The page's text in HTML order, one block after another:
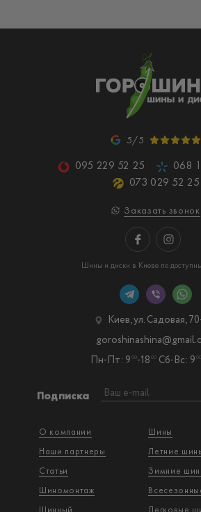
5/5
095 229 52 25
068
073 029 52 25
Заказать звонок
Шины и диски в Киеве по
О компании
Наши партнеры
Статьи
Шиномонтаж
Шины
Летние
Зимние
Подписка
Киев, ул. Садовая,
Пн-Пт: 9 00-18 00 Сб-Вс: 9 00